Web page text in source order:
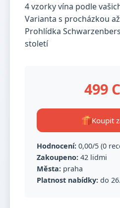
4 vzorky vína podle
Varianta s procházkou
Prohlídka
století
499
Koupit
Hodnocení: 0,00/5 (0
Zakoupeno: 42 lidmi
Města: praha
Platnost nabídky: do